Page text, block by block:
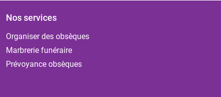
Nos services
Organiser des obsèques
Marbrerie funéraire
Prévoyance obsèques